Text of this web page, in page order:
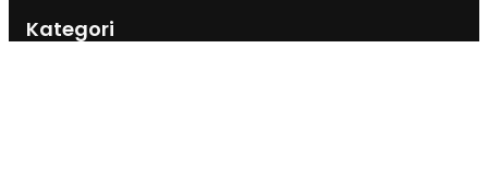
Kategori